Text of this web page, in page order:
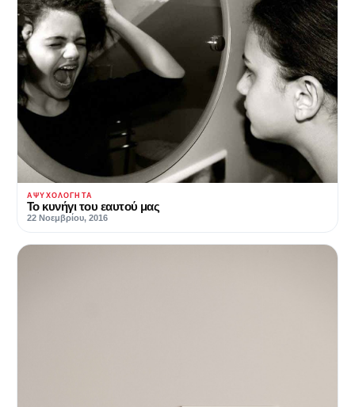
ΑΨΥΧΟΛΌΓΗΤΑ
Το κυνήγι του εαυτού μας
22 Νοεμβρίου, 2016